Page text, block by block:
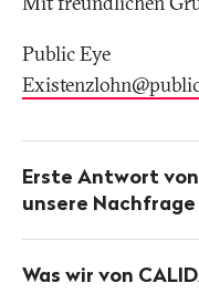
Public Eye
Informationen
Erste Antwort von
unsere Nachfrage
-
anzeigen
Was wir von
-